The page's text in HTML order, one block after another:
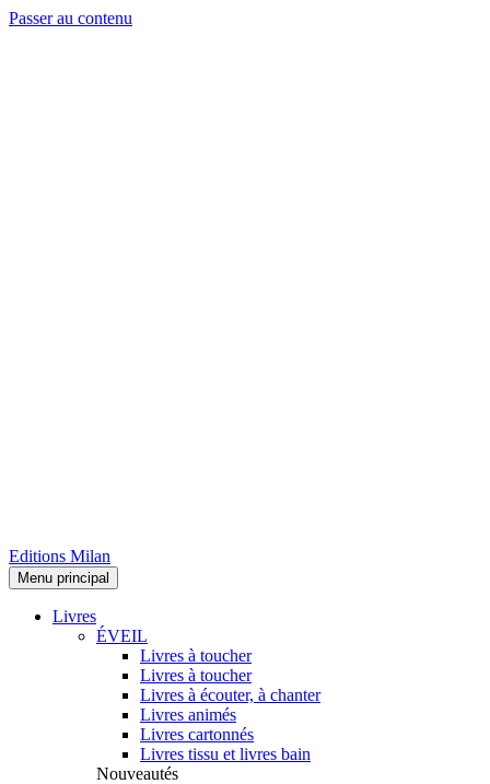
Passer au contenu
Editions Milan
Menu principal
Livres
ÉVEIL
Livres à toucher
Livres à toucher
Livres à écouter, à chanter
Livres animés
Livres cartonnés
Livres tissu et livres bain
Nouveautés